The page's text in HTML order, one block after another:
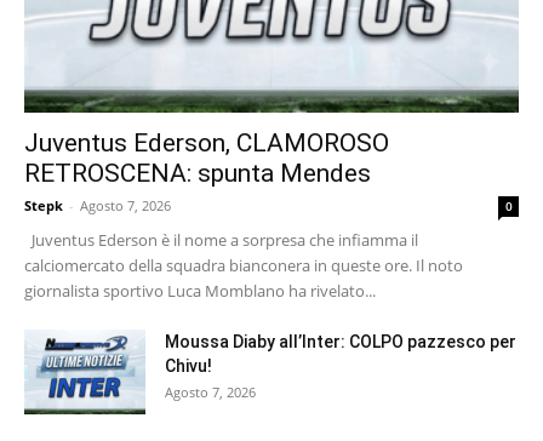
Juventus Ederson, CLAMOROSO
RETROSCENA: spunta Mendes
Stepk - Agosto 7, 2026 0
Juventus Ederson è il nome a sorpresa che infiamma il
calciomercato della squadra bianconera in queste ore. Il noto
giornalista sportivo Luca Momblano ha rivelato...
Moussa Diaby all’Inter: COLPO pazzesco per
Chivu!
Agosto 7, 2026